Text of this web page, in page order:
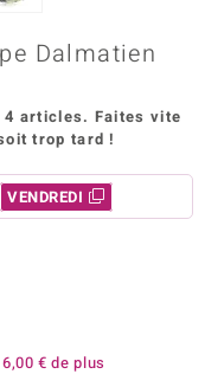
Dalmatien
4 articles. Faites vite
trop tard !
VENDREDI
6,00 € de plus